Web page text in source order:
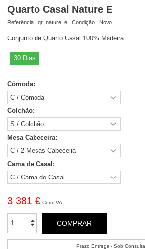
Quarto Casal Nature E
Referência : qr_nature_e Condição : Novo
Conjunto de Quarto Casal 100% Madeira
30 Dias
Cómoda:
Colchão:
Mesa Cabeceira:
Cama de Casal:
3 381 € Com IVA
COMPRAR
Prazo Entrega - Sob Consulta